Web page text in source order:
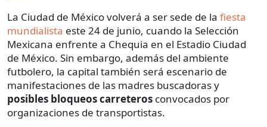
La Ciudad de México volverá a ser sede de la fiesta
mundialista este 24 de junio, cuando la Selección
Mexicana enfrente a Chequia en el Estadio Ciudad
de México. Sin embargo, además del ambiente
futbolero, la capital también será escenario de
manifestaciones de las madres buscadoras y
posibles bloqueos carreteros convocados por
organizaciones de transportistas.